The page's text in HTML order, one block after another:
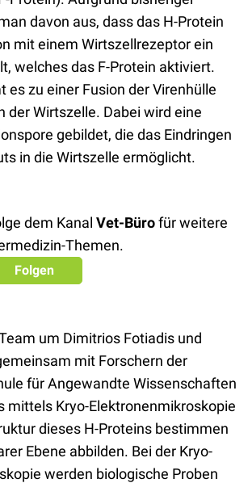
davon aus, dass das H-Protein
mit einem Wirtszellrezeptor ein
welches das F-Protein aktiviert.
es zu einer Fusion der Virenhülle
der Wirtszelle. Dabei wird eine
gebildet, die das Eindringen
in die Wirtszelle ermöglicht.
dem Kanal Vet-Bürofür weitere
Themen.
Folgen
um Dimitrios Fotiadis und
mit Forschern der
für Angewandte Wissenschaften
mittels Kryo-Elektronenmikroskopie
dieses H-Proteins bestimmen
Ebene abbilden. Bei der Kryo-
werden biologische Proben